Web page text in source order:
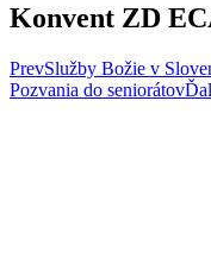
Konvent ZD
PrevSlužby Božie v
Pozvania do seniorátov